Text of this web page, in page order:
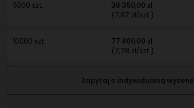
5000 szt.
39 350,00 zł
(7,87 zł/szt.)
10000 szt.
77 800,00 zł
(7,78 zł/szt.)
Zapytaj o indywidualną wycenę